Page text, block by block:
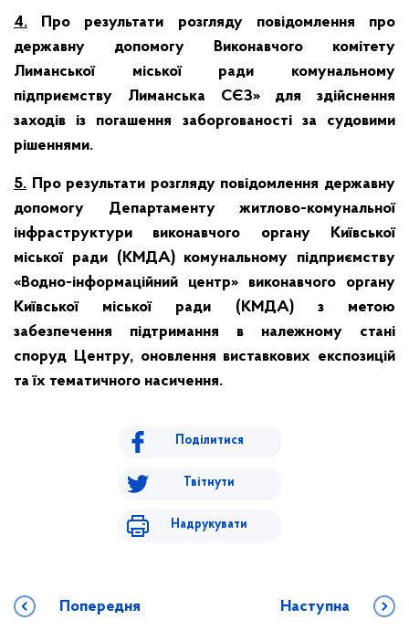
4. Про результати розгляду повідомлення про
державну допомогу Виконавчого комітету
Лиманської міської ради комунальному
підприємству Лиманська СЄЗ» для здійснення
заходів із погашення заборгованості за судовими
рішеннями.
5. Про результати розгляду повідомлення державну
допомогу Департаменту житлово-комунальної
інфраструктури виконавчого органу Київської
міської ради (КМДА) комунальному підприємству
«Водно-інформаційний центр» виконавчого органу
Київської міської ради (КМДА) з метою
забезпечення підтримання в належному стані
споруд Центру, оновлення виставкових експозицій
та їх тематичного насичення.
Поділитися
Твітнути
Надрукувати
Попередня Наступна